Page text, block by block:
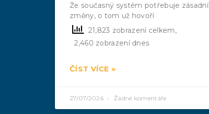
Že současný systém potřebuje zásadní
změny, o tom už hovoří
21,823 zobrazení celkem,
2,460 zobrazení dnes
ČÍST VÍCE »
27/07/2026 Žádné komentáře